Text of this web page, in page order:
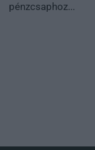
pénzcsaphoz...